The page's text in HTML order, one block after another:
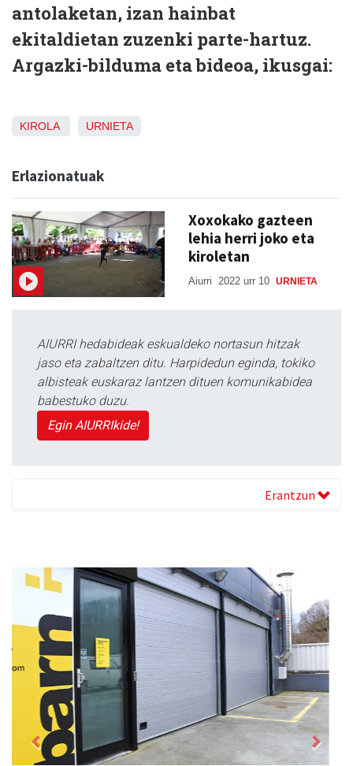
antolaketan, izan hainbat
ekitaldietan zuzenki parte-hartuz.
Argazki-bilduma eta bideoa, ikusgai:
KIROLA URNIETA
Erlazionatuak
Xoxokako gazteen
lehia herri joko eta
kiroletan
Aiurri 2022 urr 10 URNIETA
AIURRI hedabideak eskualdeko nortasun hitzak
jaso eta zabaltzen ditu. Harpidedun eginda, tokiko
albisteak euskaraz lantzen dituen komunikabidea
babestuko duzu.
Egin AIURRIkide!
Erantzun
Previous Next